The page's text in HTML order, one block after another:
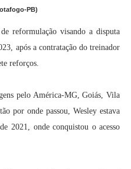
PB)
reformulação visando a disputa
após a contratação do treinador
reforços.
pelo América-MG, Goiás, Vila
por onde passou, Wesley estava
2021, onde conquistou o acesso